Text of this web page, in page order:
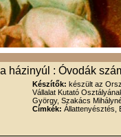
házinyúl : Óvodák
Készítők: készült az
Vállalat Kutató
György, Szakács
Címkék: Állattenyésztés,